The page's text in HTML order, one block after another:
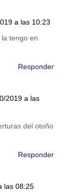
a las 10:23
tengo en
Responder
2019 a las
del otoño
Responder
las 08:25